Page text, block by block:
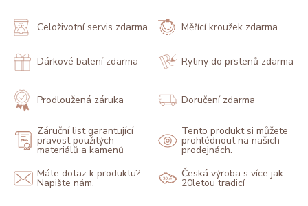
Celoživotní servis zdarma Měřící kroužek zdarma
Dárkové balení zdarma Rytiny do prstenů zdarma
Prodloužená záruka Doručení zdarma
Záruční list garantující
pravost použitých
materiálů a kamenů
Tento produkt si můžete
prohlédnout na našich
prodejnách.
Máte dotaz k produktu?
Napište nám.
Česká výroba s více jak
20letou tradicí